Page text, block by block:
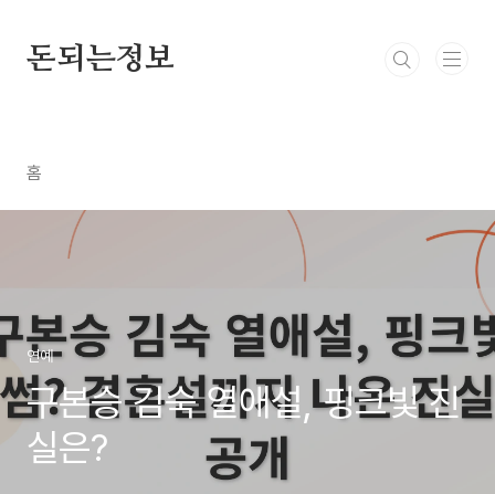
돈되는정보
홈
연예
구본승 김숙 열애설, 핑크빛 진
실은?